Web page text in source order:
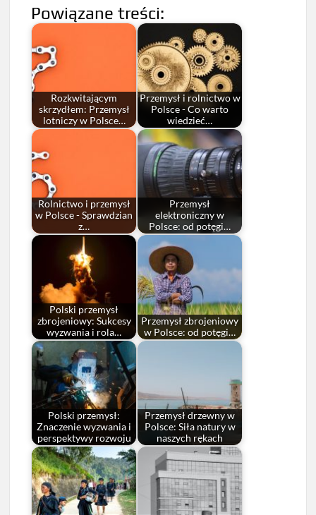
Powiązane treści:
Rozkwitającym
skrzydłem: Przemysł
lotniczy w Polsce…
Przemysł i rolnictwo w
Polsce - Co warto
wiedzieć…
Rolnictwo i przemysł
w Polsce - Sprawdzian
z…
Przemysł
elektroniczny w
Polsce: od potęgi…
Polski przemysł
zbrojeniowy: Sukcesy
wyzwania i rola…
Przemysł zbrojeniowy
w Polsce: od potęgi…
Polski przemysł:
Znaczenie wyzwania i
perspektywy rozwoju
Przemysł drzewny w
Polsce: Siła natury w
naszych rękach